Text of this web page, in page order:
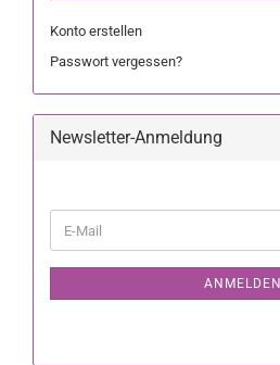
Konto erstellen
Passwort vergessen?
Newsletter-Anmeldung
ANMELDEN